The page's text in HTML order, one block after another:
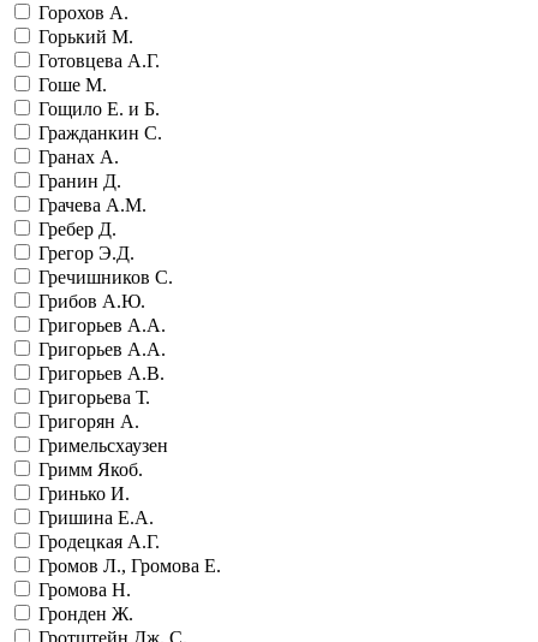
Горохов А.
Горький М.
Готовцева А.Г.
Гоше М.
Гощило Е. и Б.
Гражданкин С.
Гранах А.
Гранин Д.
Грачева А.М.
Гребер Д.
Грегор Э.Д.
Гречишников С.
Грибов А.Ю.
Григорьев А.А.
Григорьев А.А.
Григорьев А.В.
Григорьева Т.
Григорян А.
Гримельсхаузен
Гримм Якоб.
Гринько И.
Гришина Е.А.
Гродецкая А.Г.
Громов Л., Громова Е.
Громова Н.
Гронден Ж.
Гротштейн Дж. С.